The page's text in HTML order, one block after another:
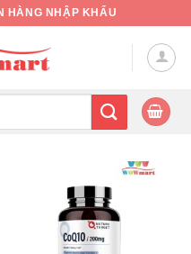
HÀNG NHẬP KHẨU